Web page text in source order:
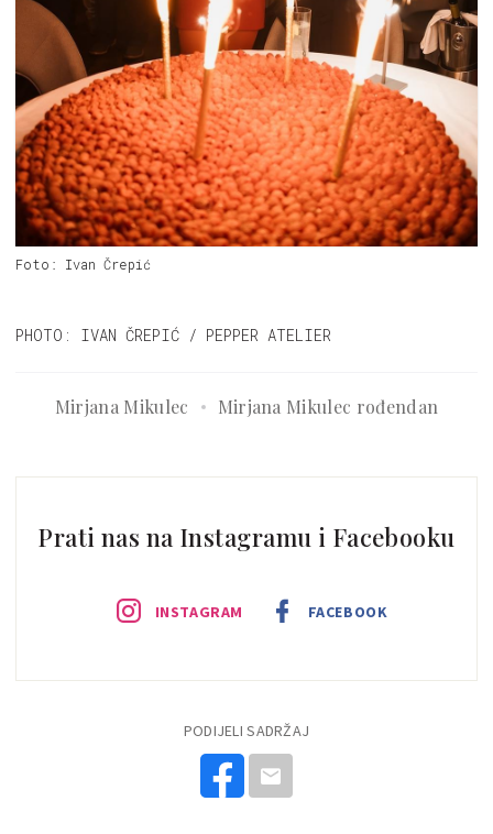
Foto: Ivan Črepić
PHOTO: IVAN ČREPIĆ / PEPPER ATELIER
Mirjana Mikulec Mirjana Mikulec rođendan
Prati nas na Instagramu i Facebooku
INSTAGRAM FACEBOOK
PODIJELI SADRŽAJ